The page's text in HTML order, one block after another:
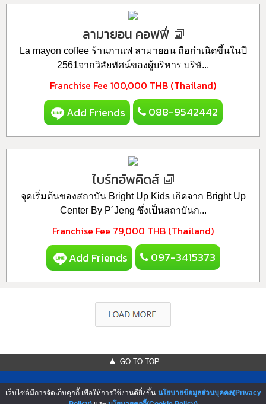
ลามายอน คอฟฟี่
La mayon coffee ร้านกาแฟ ลามายอน ถือกำเนิดขึ้นในปี
2561จากวิสัยทัศน์ของผู้บริหาร บริษั...
Franchise Fee 100,000 THB (Thailand)
Add Friends 088-9542442
ไบร์ทอัพคิดส์
จุดเริ่มต้นของสถาบัน Bright Up Kids เกิดจาก Bright Up
Center By P´Jeng ซึ่งเป็นสถาบันก...
Franchise Fee 79,000 THB (Thailand)
Add Friends 097-3415373
▲ GO TO TOP
เว็บไซต์มีการจัดเก็บคุกกี้ เพื่อให้การใช้งานดียิ่งขึ้น นโยบายข้อมูลส่วนบุคคล(Privacy